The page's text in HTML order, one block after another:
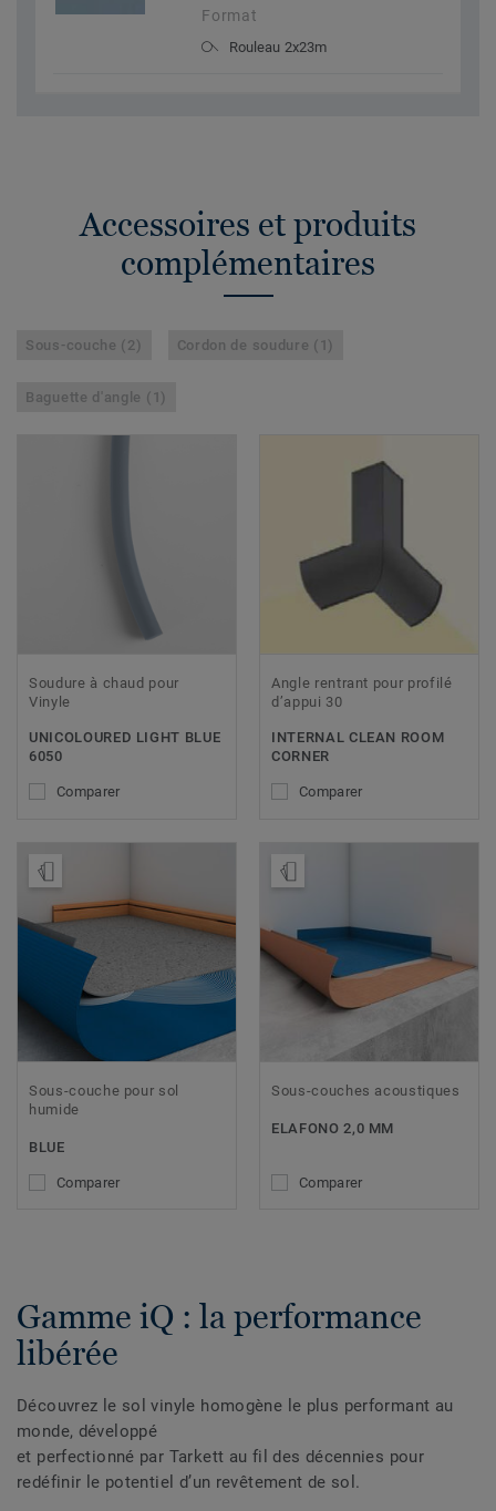
Format
Rouleau 2x23m
Accessoires et produits
complémentaires
Sous-couche (2) Cordon de soudure (1)
Baguette d'angle (1)
Soudure à chaud pour
Vinyle
UNICOLOURED LIGHT BLUE
6050
Comparer
Angle rentrant pour profilé
d’appui 30
INTERNAL CLEAN ROOM
CORNER
Comparer
Sous-couche pour sol
humide
BLUE
Comparer
Sous-couches acoustiques
ELAFONO 2,0 MM
Comparer
Gamme iQ : la performance
libérée
Découvrez le sol vinyle homogène le plus performant au
monde, développé
et perfectionné par Tarkett au fil des décennies pour
redéfinir le potentiel d’un revêtement de sol.